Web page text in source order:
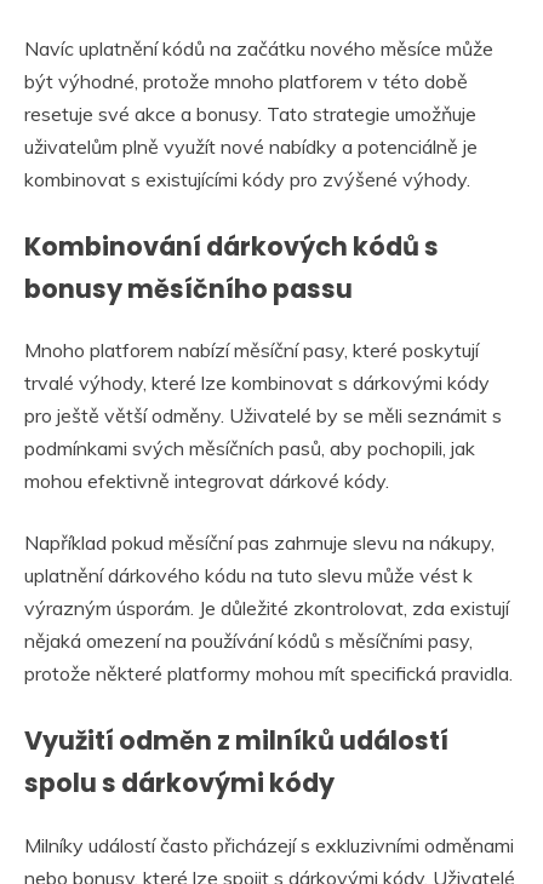
Navíc uplatnění kódů na začátku nového měsíce může
být výhodné, protože mnoho platforem v této době
resetuje své akce a bonusy. Tato strategie umožňuje
uživatelům plně využít nové nabídky a potenciálně je
kombinovat s existujícími kódy pro zvýšené výhody.
Kombinování dárkových kódů s
bonusy měsíčního passu
Mnoho platforem nabízí měsíční pasy, které poskytují
trvalé výhody, které lze kombinovat s dárkovými kódy
pro ještě větší odměny. Uživatelé by se měli seznámit s
podmínkami svých měsíčních pasů, aby pochopili, jak
mohou efektivně integrovat dárkové kódy.
Například pokud měsíční pas zahrnuje slevu na nákupy,
uplatnění dárkového kódu na tuto slevu může vést k
výrazným úsporám. Je důležité zkontrolovat, zda existují
nějaká omezení na používání kódů s měsíčními pasy,
protože některé platformy mohou mít specifická pravidla.
Využití odměn z milníků událostí
spolu s dárkovými kódy
Milníky událostí často přicházejí s exkluzivními odměnami
nebo bonusy, které lze spojit s dárkovými kódy. Uživatelé